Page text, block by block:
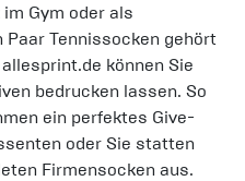
Gym oder als
Tennissocken gehört
können Sie
bedrucken lassen. So
ein perfektes Give-
oder Sie statten
Firmensocken aus.